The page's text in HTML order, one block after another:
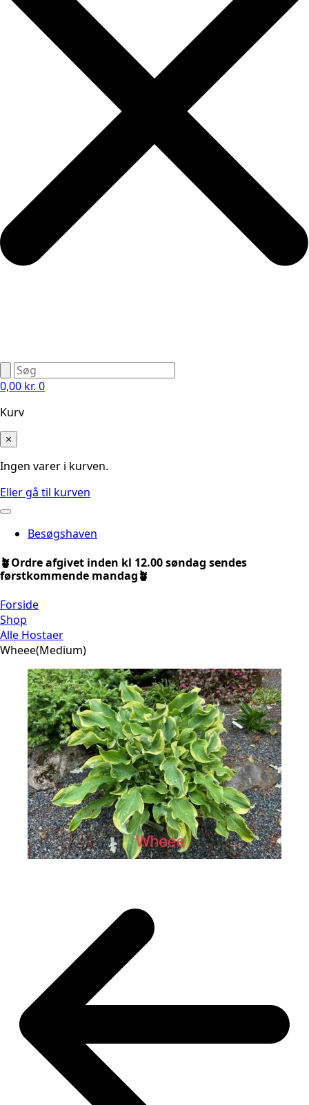
0,00 kr. 0
Kurv
×
Ingen varer i kurven.
Eller gå til kurven
Besøgshaven
🪴Ordre afgivet inden kl 12.00 søndag sendes
førstkommende mandag🪴
Forside
Shop
Alle Hostaer
Wheee(Medium)